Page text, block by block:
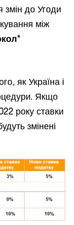
змін до Угоди
між
"
як Україна і
Якщо
року ставки
змінені